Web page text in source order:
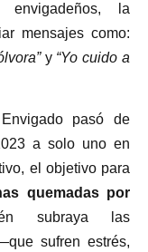
la
mensajes como:
y “Yo cuido a
pasó de
a solo uno en
el objetivo para
quemadas por
subraya las
sufren estrés,